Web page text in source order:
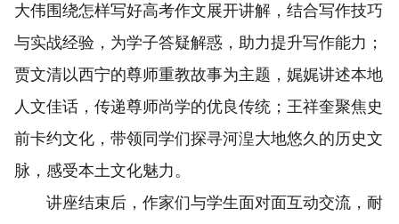
大伟围绕怎样写好高考作文展开讲解，结合写作技巧
与实战经验，为学子答疑解惑，助力提升写作能力；
贾文清以西宁的尊师重教故事为主题，娓娓讲述本地
人文佳话，传递尊师尚学的优良传统；王祥奎聚焦史
前卡约文化，带领同学们探寻河湟大地悠久的历史文
脉，感受本土文化魅力。
讲座结束后，作家们与学生面对面互动交流，耐